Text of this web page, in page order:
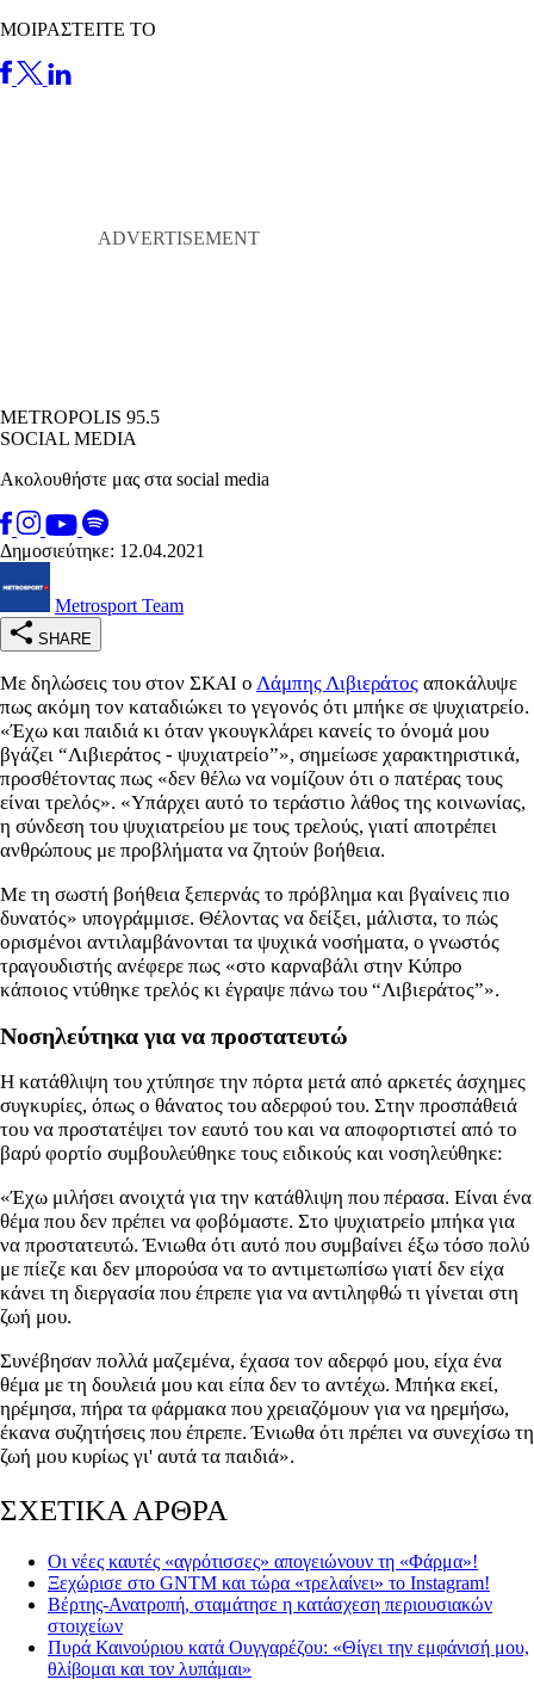
ΜΟΙΡΑΣΤΕΙΤΕ ΤΟ
METROPOLIS 95.5
SOCIAL MEDIA
Ακολουθήστε μας στα social media
Δημοσιεύτηκε: 12.04.2021
Metrosport Team
SHARE
Με δηλώσεις του στον ΣΚΑΙ ο Λάμπης Λιβιεράτος αποκάλυψε
πως ακόμη τον καταδιώκει το γεγονός ότι μπήκε σε ψυχιατρείο.
«Έχω και παιδιά κι όταν γκουγκλάρει κανείς το όνομά μου
βγάζει “Λιβιεράτος - ψυχιατρείο”», σημείωσε χαρακτηριστικά,
προσθέτοντας πως «δεν θέλω να νομίζουν ότι ο πατέρας τους
είναι τρελός». «Υπάρχει αυτό το τεράστιο λάθος της κοινωνίας,
η σύνδεση του ψυχιατρείου με τους τρελούς, γιατί αποτρέπει
ανθρώπους με προβλήματα να ζητούν βοήθεια.
Με τη σωστή βοήθεια ξεπερνάς το πρόβλημα και βγαίνεις πιο
δυνατός» υπογράμμισε. Θέλοντας να δείξει, μάλιστα, το πώς
ορισμένοι αντιλαμβάνονται τα ψυχικά νοσήματα, ο γνωστός
τραγουδιστής ανέφερε πως «στο καρναβάλι στην Κύπρο
κάποιος ντύθηκε τρελός κι έγραψε πάνω του “Λιβιεράτος”».
Νοσηλεύτηκα για να προστατευτώ
Η κατάθλιψη του χτύπησε την πόρτα μετά από αρκετές άσχημες
συγκυρίες, όπως ο θάνατος του αδερφού του. Στην προσπάθειά
του να προστατέψει τον εαυτό του και να αποφορτιστεί από το
βαρύ φορτίο συμβουλεύθηκε τους ειδικούς και νοσηλεύθηκε:
«Έχω μιλήσει ανοιχτά για την κατάθλιψη που πέρασα. Είναι ένα
θέμα που δεν πρέπει να φοβόμαστε. Στο ψυχιατρείο μπήκα για
να προστατευτώ. Ένιωθα ότι αυτό που συμβαίνει έξω τόσο πολύ
με πίεζε και δεν μπορούσα να το αντιμετωπίσω γιατί δεν είχα
κάνει τη διεργασία που έπρεπε για να αντιληφθώ τι γίνεται στη
ζωή μου.
Συνέβησαν πολλά μαζεμένα, έχασα τον αδερφό μου, είχα ένα
θέμα με τη δουλειά μου και είπα δεν το αντέχω. Μπήκα εκεί,
ηρέμησα, πήρα τα φάρμακα που χρειαζόμουν για να ηρεμήσω,
έκανα συζητήσεις που έπρεπε. Ένιωθα ότι πρέπει να συνεχίσω τη
ζωή μου κυρίως γι' αυτά τα παιδιά».
ΣΧΕΤΙΚΑ ΑΡΘΡΑ
Οι νέες καυτές «αγρότισσες» απογειώνουν τη «Φάρμα»!
Ξεχώρισε στο GNTM και τώρα «τρελαίνει» το Instagram!
Βέρτης-Ανατροπή, σταμάτησε η κατάσχεση περιουσιακών
στοιχείων
Πυρά Καινούριου κατά Ουγγαρέζου: «Θίγει την εμφάνισή μου,
θλίβομαι και τον λυπάμαι»